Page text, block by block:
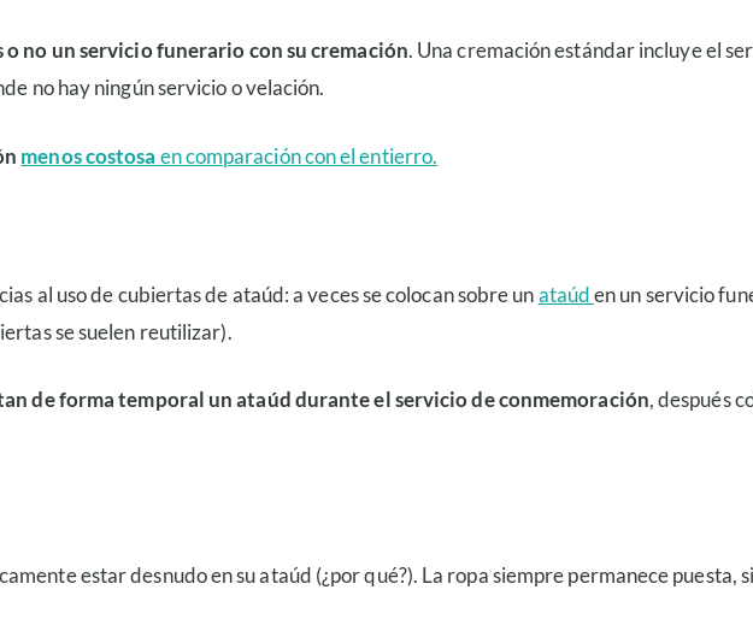
o no un servicio funerario con su cremación. Una cremación estándar incluye el
no hay ningún servicio o velación.
menos costosa en comparación con el entierro.
al uso de cubiertas de ataúd: a veces se colocan sobre unataúden un servicio
se suelen reutilizar).
de forma temporal un ataúd durante el servicio de conmemoración, después
estar desnudo en su ataúd (¿por qué?). La ropa siempre permanece puesta,